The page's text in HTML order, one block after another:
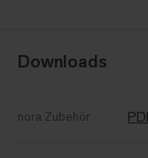
Downloads
nora Zubehör